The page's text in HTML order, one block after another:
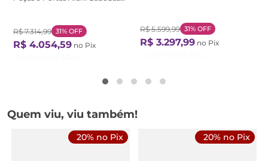
R$ 7.314,99 31% OFF
R$ 4.054,59 no Pix
Madeiramade Branco/Algodão
Algodão
R$ 5.599,99 31% OFF
R$ 3.297,99 no Pix
Quem viu, viu também!
20% no Pix 20% no Pix